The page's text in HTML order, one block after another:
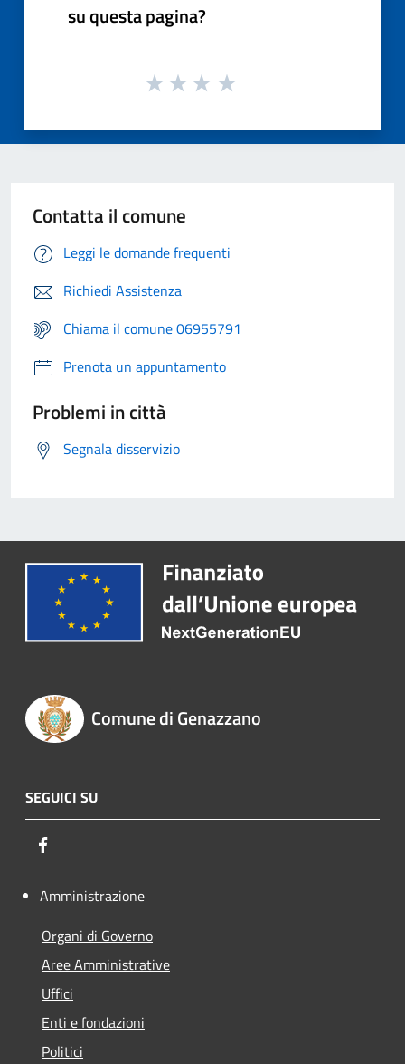
su questa pagina?
Contatta il comune
Leggi le domande frequenti
Richiedi Assistenza
Chiama il comune 06955791
Prenota un appuntamento
Problemi in città
Segnala disservizio
Comune di Genazzano
SEGUICI SU
Amministrazione
Organi di Governo
Aree Amministrative
Uffici
Enti e fondazioni
Politici